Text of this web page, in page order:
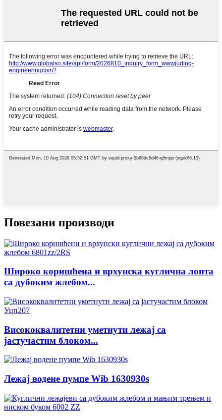
Повезани производи
Широко коришћена и врхунска куглична лопта
са дубоким жлебом...
Висококвалитетни уметнути лежај са
јастучастим блоком...
Лежај водене пумпе Wib 1630930s